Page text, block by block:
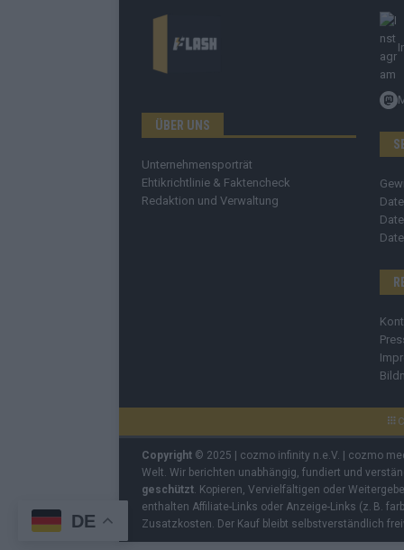
ÜBER UNS
Unternehmensporträt
Ehtikrichtlinie & Faktencheck
Redaktion und Verwaltung
Copyright © 2025 | cozmo infinity n.e.V. | cozmo
Welt. Wir berichten unabhängig, fundiert und
geschützt . Kopieren, Vervielfältigen oder
enthalten Affiliate-Links oder Anzeige-Links (z. B.
Zusatzkosten. Der Kauf bleibt selbstverständlich
DE